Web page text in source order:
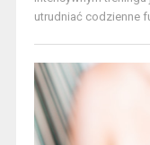
utrudniać codzienne